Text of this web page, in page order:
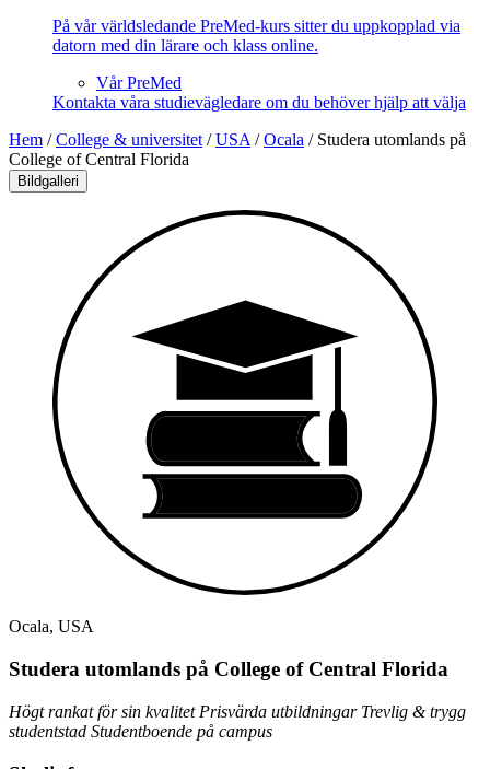
På vår världsledande PreMed-kurs sitter du uppkopplad via
datorn med din lärare och klass online.
Vår PreMed
Kontakta våra studievägledare om du behöver hjälp att välja
Hem /College & universitet/USA/Ocala / Studera utomlands på
College of Central Florida
Bildgalleri
Ocala, USA
Studera utomlands på College of Central Florida
Högt rankat för sin kvalitet Prisvärda utbildningar Trevlig & trygg
studentstad Studentboende på campus